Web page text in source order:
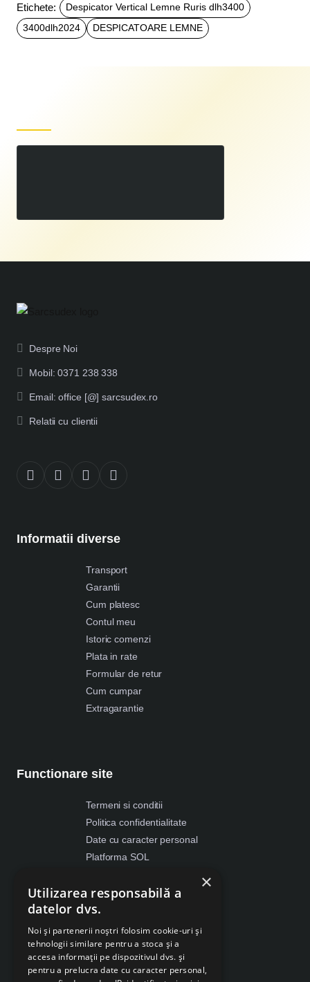
Etichete:
Despicator Vertical Lemne Ruris dlh3400
3400dlh2024
DESPICATOARE LEMNE
Despre Noi
Mobil: 0371 238 338
Email: office [@] sarcsudex.ro
Relatii cu clientii
Informatii diverse
Transport
Garantii
Cum platesc
Contul meu
Istoric comenzi
Plata in rate
Formular de retur
Cum cumpar
Extragarantie
Functionare site
Termeni si conditii
Politica confidentialitate
Date cu caracter personal
Platforma SOL
Despre Cookies
Retragere din contract
×
Utilizarea responsabilă a
datelor dvs.
Noi și partenerii noștri folosim cookie-uri și
tehnologii similare pentru a stoca și a
accesa informații pe dispozitivul dvs. și
pentru a prelucra date cu caracter personal,